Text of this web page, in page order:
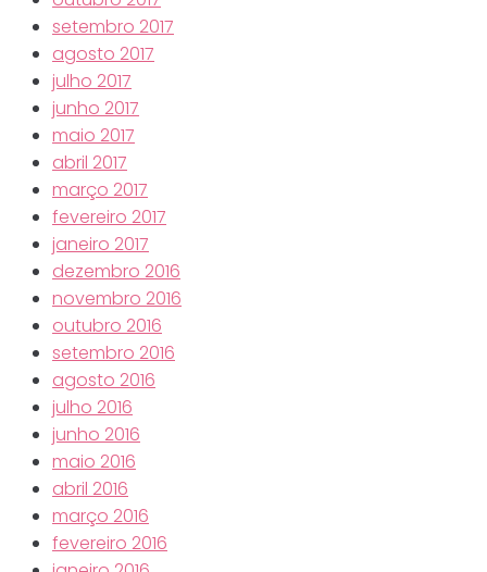
setembro 2017
agosto 2017
julho 2017
junho 2017
maio 2017
abril 2017
março 2017
fevereiro 2017
janeiro 2017
dezembro 2016
novembro 2016
outubro 2016
setembro 2016
agosto 2016
julho 2016
junho 2016
maio 2016
abril 2016
março 2016
fevereiro 2016